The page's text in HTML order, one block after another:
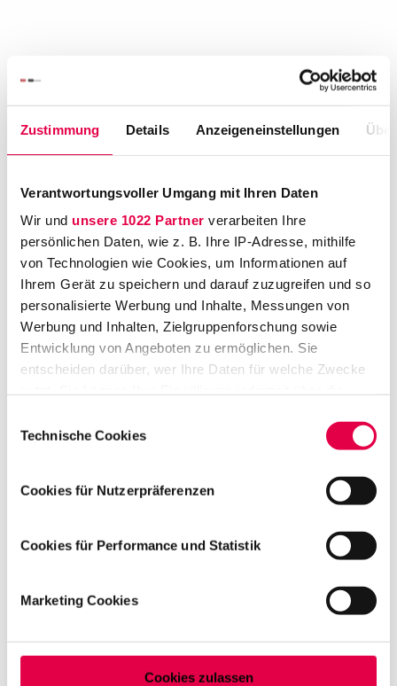
Zustimmung Details Anzeigeneinstellungen
Verantwortungsvoller Umgang mit Ihren Daten
Wir und unsere 1022 Partner verarbeiten Ihre
persönlichen Daten, wie z. B. Ihre IP-Adresse, mithilfe
von Technologien wie Cookies, um Informationen auf
Ihrem Gerät zu speichern und darauf zuzugreifen und so
personalisierte Werbung und Inhalte, Messungen von
Werbung und Inhalten, Zielgruppenforschung sowie
Entwicklung von Angeboten zu ermöglichen. Sie
entscheiden darüber, wer Ihre Daten für welche Zwecke
Trigger Symbol ändern oder widerrufen
Informationen über Ihre geografische Lage
können
bestimmten Merkmalen (Fingerprinting) identifizieren
Erfahren Sie mehr darüber, wie Ihre persönlichen Daten
Abschnitt Einzelheitenfest.
Technische Cookies
Cookies für Nutzerpräferenzen
Cookies für Performance und Statistik
Marketing Cookies
Cookies zulassen
In der 37. Episode vonIrgendwas mit Examen
Prof. Dr. Charlotte Schmitt-Leonardy über
aktuelle examensrelevante Rechtsprechung
zu Vermögensdelikten. Sie beleuchten vier
aktuelle Entscheidungen des
Bundesgerichtshofs und des
Oberlandesgerichts Hamm. Wie wirkt sich ein
verspäteter Entschluss zur Wegnahme auf die
Qualifikation als Raub aus? Wann gilt ein
Alltagsgegenstand wie eine Luftpumpe als
gefährliches Werkzeug? Und wie grenzt man
Antworten auf diese und viele weitere Fragen